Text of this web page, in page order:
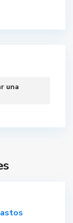
una